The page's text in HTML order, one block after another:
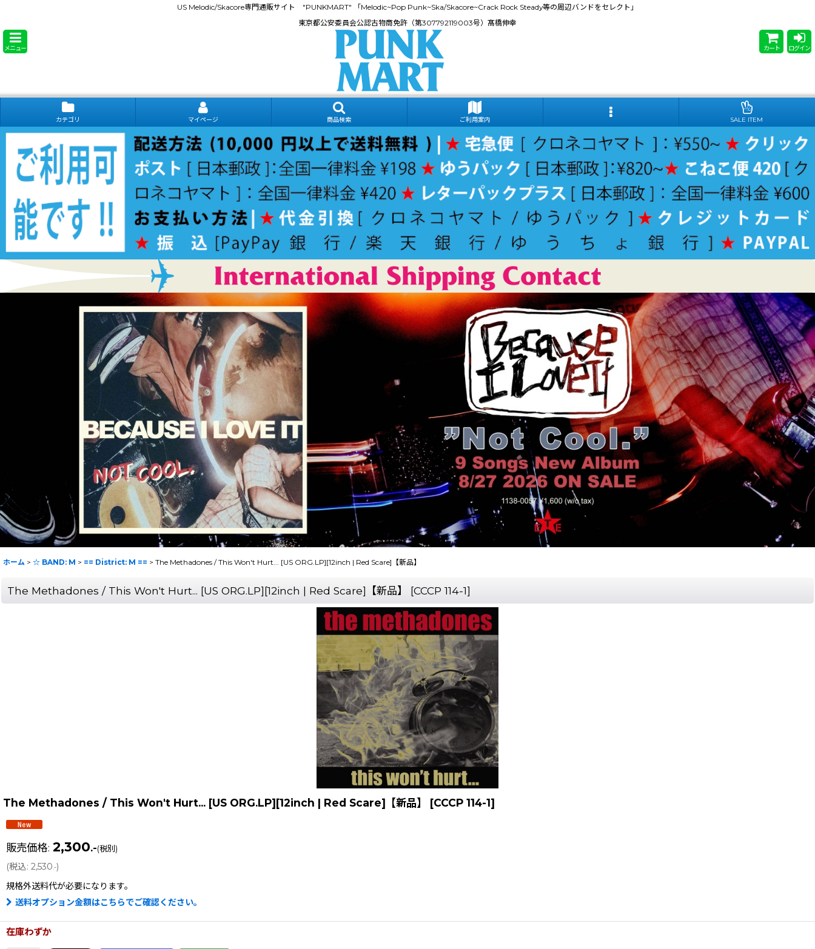
US Melodic/Skacore専門通販サイト "PUNKMART" 「Melodic~Pop Punk~Ska/Skacore~Crack Rock Steady等の周辺バンドをセレクト」
東京都公安委員会公認古物商免許（第307792119003号）髙橋伸幸
メニュー カート ログイン
カテゴリ マイページ 商品検索 ご利用案内 SALE ITEM
ホーム > ☆ BAND: M > == District: M == > The Methadones / This Won't Hurt... [US ORG.LP][12inch | Red Scare]【新品】
The Methadones / This Won't Hurt... [US ORG.LP][12inch | Red Scare]【新品】 [CCCP 114-1]
The Methadones / This Won't Hurt... [US ORG.LP][12inch | Red Scare]【新品】 [CCCP 114-1]
販売価格: 2,300.-(税別)
(税込: 2,530.-)
規格外送料代が必要になります。
送料オプション金額はこちらでご確認ください。
在庫わずか